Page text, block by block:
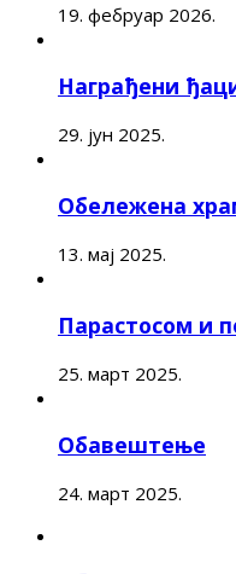
19. фебруар 2026.
Награђени
29. јун 2025.
Обележена
13. мај 2025.
Парастосом и
25. март 2025.
Обавештење
24. март 2025.